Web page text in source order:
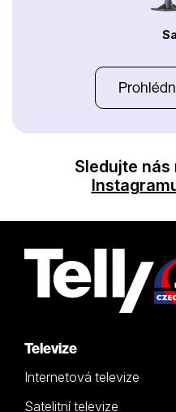
Sledujte nás
Televize
Internetová televize
Satelitní televize